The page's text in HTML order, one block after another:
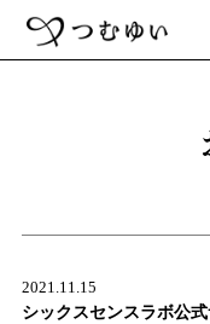
2021.11.15
シックスセンスラボ公